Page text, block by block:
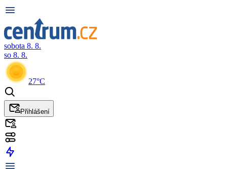
sobota 8. 8.
so 8. 8.
27°C
Přihlášení